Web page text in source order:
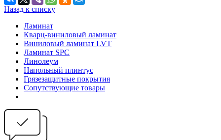
Назад к списку
Ламинат
Кварц-виниловый ламинат
Виниловый ламинат LVT
Ламинат SPC
Линолеум
Напольный плинтус
Грязезащитные покрытия
Сопутствующие товары